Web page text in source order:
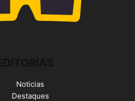
Noticias
Destaques